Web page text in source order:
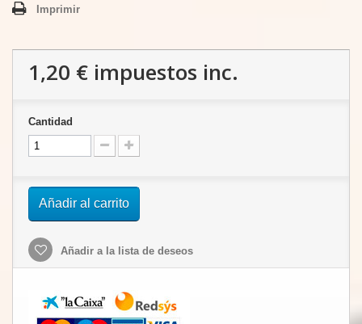
Imprimir
1,20 € impuestos inc.
Cantidad
Añadir al carrito
Añadir a la lista de deseos